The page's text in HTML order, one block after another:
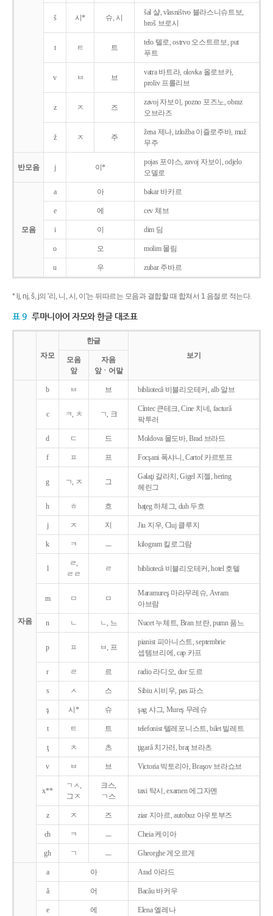
š 시* 슈, 시
šal 샬, vlasništvo 블라스니슈트보,
broš 브로시
t ㅌ 트
telo 텔로, ostrvo 오스트르보, put
푸트
v ㅂ 브
vatra 바트라, olovka 올로브카,
proliv 프롤리브
z ㅈ 즈
zavoj 자보이, pozno 포즈노, obraz
오브라즈
ž ㅈ 주
žena 제나, izložba 이즐로주바, muž
무주
반모음 j 이*
pojas 포야스, zavoj 자보이, odjelo
오델로
모음
a 아 bakar 바카르
e 에 cev 체브
i 이 dim 딤
o 오 molim 몰림
u 우 zubar 주바르
* lj, nj, š, j의 '리, 니, 시, 이'는 뒤따르는 모음과 결합할 때 합쳐서 1 음절로 적는다.
표 9 루마니아어 자모와 한글 대조표
자모
한글
보기
모음
앞
자음
앞ㆍ어말
자음
b ㅂ 브 bibliotecǎ 비블리오테커, alb 알브
c ㅋ, ㅊ ㄱ, 크
Cîntec 큰테크, Cine 치네, facturǎ
팍투러
d ㄷ 드 Moldova 몰도바, Brad 브라드
f ㅍ 프 Focşani 폭샤니, Cartof 카르토프
g ㄱ, ㅈ 그
Galaţi 갈라치, Gigel 지젤, hering
헤린그
h ㅎ 흐 haţeg 하체그, duh 두흐
j ㅈ 지 Jiu 지우, Cluj 클루지
k ㅋ ㅡ kilogram 킬로그람
l
ㄹ,
ㄹㄹ
ㄹ bibliotecǎ 비블리오테커, hotel 호텔
m ㅁ ㅁ
Maramureş 마라무레슈, Avram
아브람
n ㄴ ㄴ, 느 Nucet 누체트, Bran 브란, pumn 품느
p ㅍ ㅂ, 프
pianist 피아니스트, septembrie
셉템브리에, cap 카프
r ㄹ 르 radio 라디오, dor 도르
s ㅅ 스 Sibiu 시비우, pas 파스
ş 시* 슈 şag 샤그, Mureş 무레슈
t ㅌ 트 telefonist 텔레포니스트, bilet 빌레트
ţ ㅊ 츠 ţigarǎ 치가러, braţ 브라츠
v ㅂ 브 Victoria 빅토리아, Braşov 브라쇼브
x**
ㄱㅅ,
그ㅈ
크스,
ㄱ스
taxi 탁시, examen 에그자멘
z ㅈ 즈 ziar 지아르, autobuz 아우토부즈
ch ㅋ ㅡ Cheia 케이아
gh ㄱ ㅡ Gheorghe 게오르게
a 아 Arad 아라드
ǎ 어 Bacǎu 바커우
e 에 Elena 엘레나